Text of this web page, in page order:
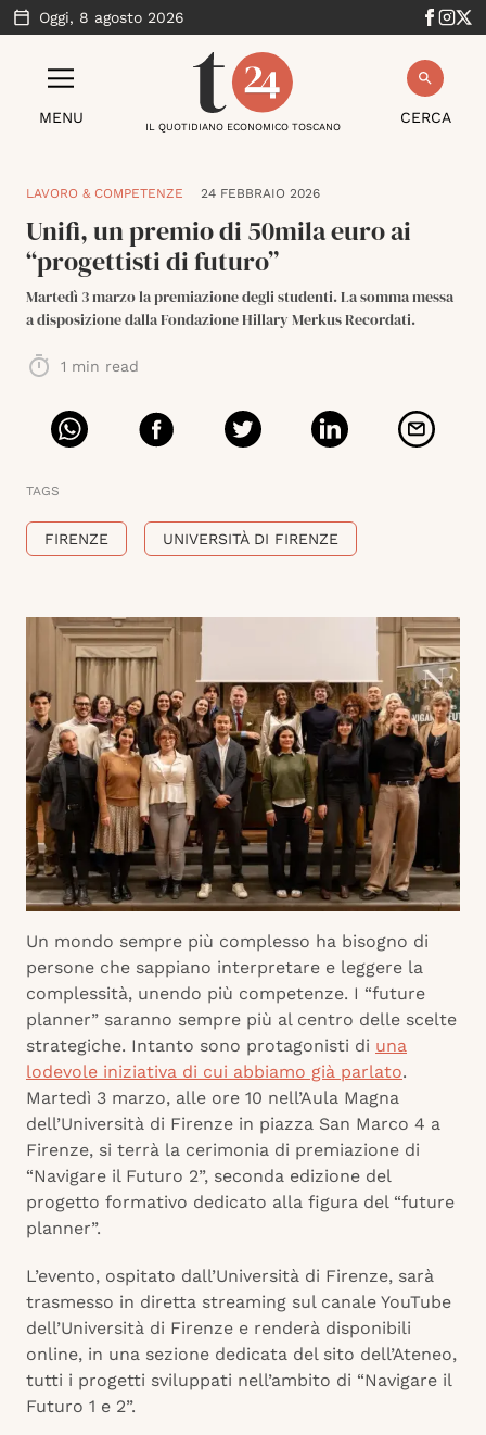
Oggi, 8 agosto 2026
MENU CERCA
IL QUOTIDIANO ECONOMICO TOSCANO
LAVORO & COMPETENZE 24 FEBBRAIO 2026
Unifi, un premio di 50mila euro ai
“progettisti di futuro”
Martedì 3 marzo la premiazione degli studenti. La somma messa
a disposizione dalla Fondazione Hillary Merkus Recordati.
1 min read
TAGS
FIRENZE UNIVERSITÀ DI FIRENZE
Un mondo sempre più complesso ha bisogno di
persone che sappiano interpretare e leggere la
complessità, unendo più competenze. I “future
planner” saranno sempre più al centro delle scelte
strategiche. Intanto sono protagonisti di una
lodevole iniziativa di cui abbiamo già parlato.
Martedì 3 marzo, alle ore 10 nell’Aula Magna
dell’Università di Firenze in piazza San Marco 4 a
Firenze, si terrà la cerimonia di premiazione di
“Navigare il Futuro 2”, seconda edizione del
progetto formativo dedicato alla figura del “future
planner”.
L’evento, ospitato dall’Università di Firenze, sarà
trasmesso in diretta streaming sul canale YouTube
dell’Università di Firenze e renderà disponibili
online, in una sezione dedicata del sito dell’Ateneo,
tutti i progetti sviluppati nell’ambito di “Navigare il
Futuro 1 e 2”.